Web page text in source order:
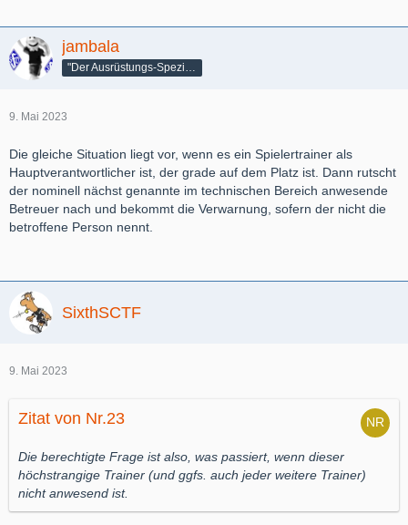
jambala
9. Mai 2023
Die gleiche Situation liegt vor, wenn es ein Spielertrainer als
Hauptverantwortlicher ist, der grade auf dem Platz ist. Dann rutscht
der nominell nächst genannte im technischen Bereich anwesende
Betreuer nach und bekommt die Verwarnung, sofern der nicht die
betroffene Person nennt.
SixthSCTF
9. Mai 2023
Zitat von Nr.23
Die berechtigte Frage ist also, was passiert, wenn dieser
höchstrangige Trainer (und ggfs. auch jeder weitere Trainer)
nicht anwesend ist.